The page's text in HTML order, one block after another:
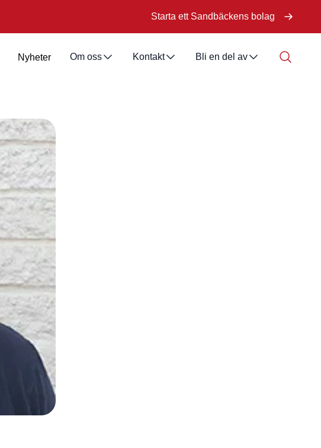
Starta ett Sandbäckens bolag
Nyheter Om oss Kontakt Bli en del av